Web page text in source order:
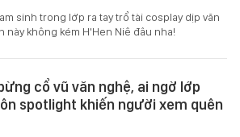
sinh trong lớp ra tay trổ tài cosplay dịp văn
này không kém H'Hen Niê đâu nha!
cổ vũ văn nghệ, ai ngờ lớp
spotlight khiến người xem quên